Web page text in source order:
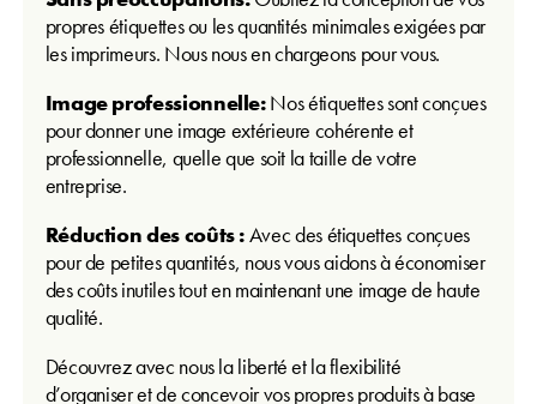
propres étiquettes ou les quantités minimales exigées par
les imprimeurs. Nous nous en chargeons pour vous.
Image professionnelle:Nos étiquettes sont conçues
pour donner une image extérieure cohérente et
professionnelle, quelle que soit la taille de votre
entreprise.
Réduction des coûts :Avec des étiquettes conçues
pour de petites quantités, nous vous aidons à économiser
des coûts inutiles tout en maintenant une image de haute
qualité.
Découvrez avec nous la liberté et la flexibilité
d’organiser et de concevoir vos propres produits à base